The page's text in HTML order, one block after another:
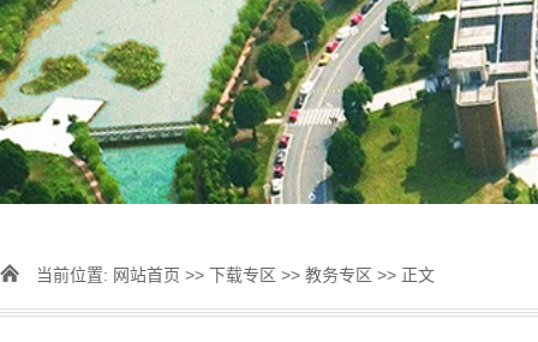
当前位置: 网站首页 >> 下载专区 >> 教务专区 >> 正文